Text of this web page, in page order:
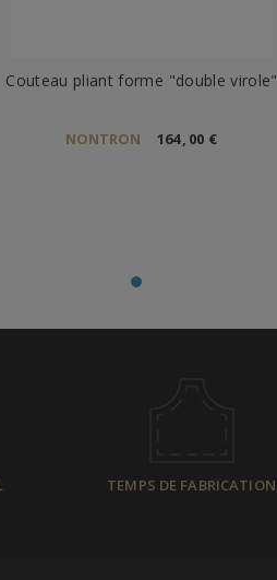
Couteau pliant forme "double virole"
NONTRON 164 00 €
TEMPS DE FABRICATION